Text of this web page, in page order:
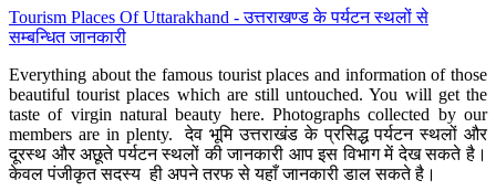
Tourism Places Of Uttarakhand - उत्तराखण्ड के पर्यटन स्थलों से
सम्बन्धित जानकारी
Everything about the famous tourist places and information of those
beautiful tourist places which are still untouched. You will get the
taste of virgin natural beauty here. Photographs collected by our
members are in plenty. देव भूमि उत्तराखंड के प्रसिद्ध पर्यटन स्थलों और
दूरस्थ और अछूते पर्यटन स्थलों की जानकारी आप इस विभाग में देख सकते है।
केवल पंजीकृत सदस्य ही अपने तरफ से यहाँ जानकारी डाल सकते है।